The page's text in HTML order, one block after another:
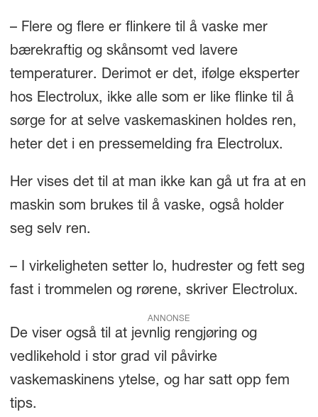
– Flere og flere er flinkere til å vaske mer
bærekraftig og skånsomt ved lavere
temperaturer. Derimot er det, ifølge eksperter
hos Electrolux, ikke alle som er like flinke til å
sørge for at selve vaskemaskinen holdes ren,
heter det i en pressemelding fra Electrolux.
Her vises det til at man ikke kan gå ut fra at en
maskin som brukes til å vaske, også holder
seg selv ren.
– I virkeligheten setter lo, hudrester og fett seg
fast i trommelen og rørene, skriver Electrolux.
ANNONSE
De viser også til at jevnlig rengjøring og
vedlikehold i stor grad vil påvirke
vaskemaskinens ytelse, og har satt opp fem
tips.